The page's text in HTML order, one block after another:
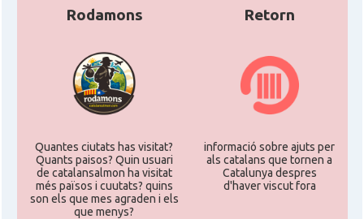
Rodamons
Quantes ciutats has visitat?
Quants paisos? Quin usuari
de catalansalmon ha visitat
més països i cuutats? quins
son els que mes agraden i els
que menys?
Retorn
informació sobre ajuts per
als catalans que tornen a
Catalunya despres
d'haver viscut fora